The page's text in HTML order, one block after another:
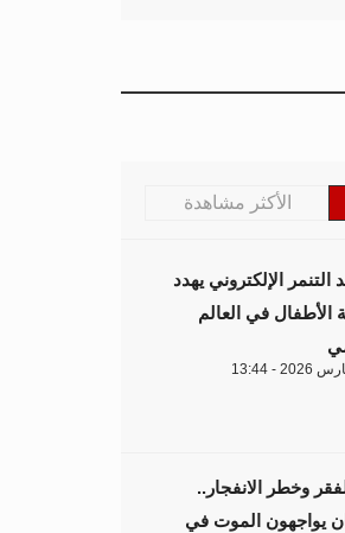
الأكثر مشاهدة
التنمر الإلكتروني يهدد
الأطفال في العالم
وخطر الانفجار..
يواجهون الموت في